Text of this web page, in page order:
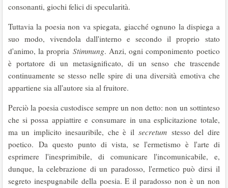
consonanti, giochi felici di specularità.
Tuttavia la poesia non va spiegata, giacché ognuno la dispiega a
suo modo, vivendola dall'interno e secondo il proprio stato
d'animo, la propria Stimmung. Anzi, ogni componimento poetico
è portatore di un metasignificato, di un senso che trascende
continuamente se stesso nelle spire di una diversità emotiva che
appartiene sia all'autore sia al fruitore.
Perciò la poesia custodisce sempre un non detto: non un sottinteso
che si possa appiattire e consumare in una esplicitazione totale,
ma un implicito inesauribile, che è ilsecretum stesso del dire
poetico. Da questo punto di vista, se l'ermetismo è l'arte di
esprimere l'inesprimibile, di comunicare l'incomunicabile, e,
dunque, la celebrazione di un paradosso, l'ermetico può dirsi il
segreto inespugnabile della poesia. E il paradosso non è un non